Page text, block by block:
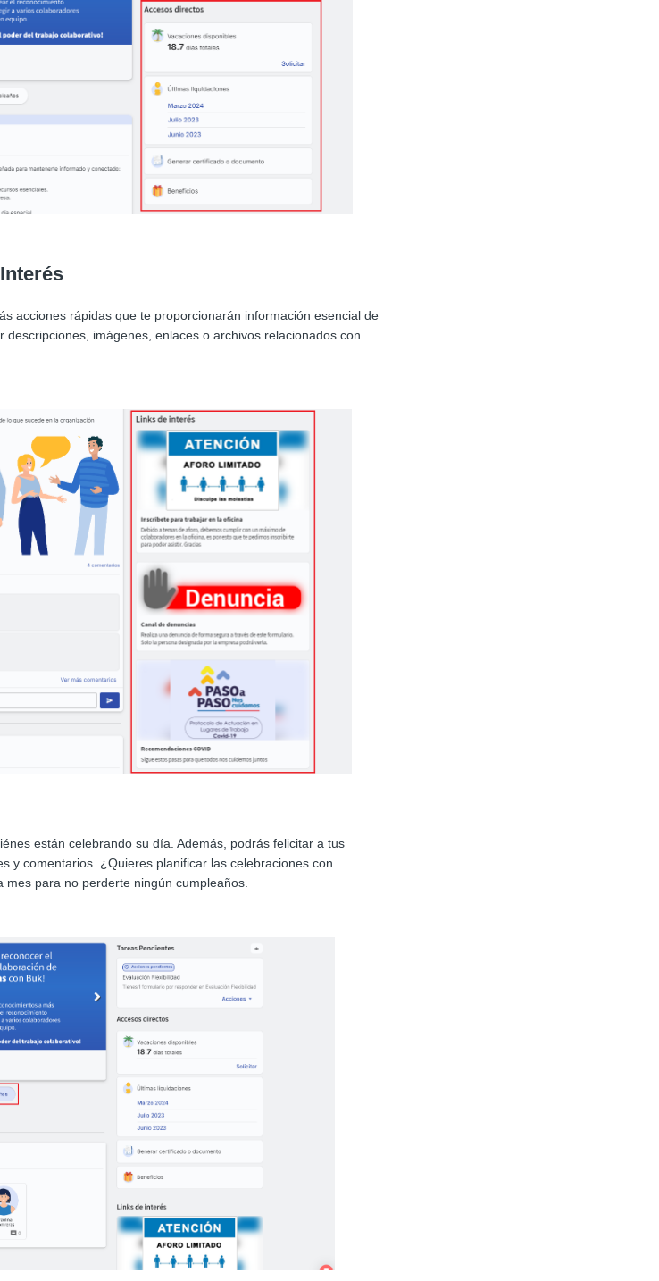
acciones rápidas que te proporcionarán información esencial de
imágenes, enlaces o archivos relacionados con
están celebrando su día. Además, podrás felicitar a tus
y comentarios. ¿Quieres planificar las celebraciones con
para no perderte ningún cumpleaños.